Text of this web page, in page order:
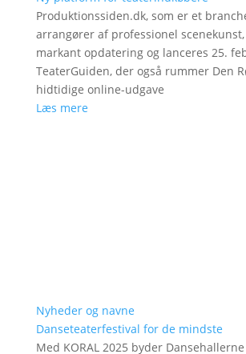
Produktionssiden.dk, som er et
arrangører af professionel
markant opdatering og lanceres 25.
TeaterGuiden, der også rummer Den
hidtidige online-udgave
Læs mere
Nyheder og navne
Danseteaterfestival for de mindste
Med KORAL 2025 byder